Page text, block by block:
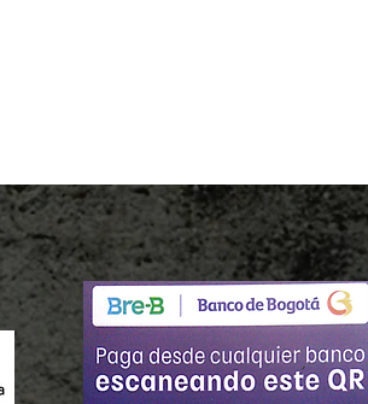
en dos versiones (25 y 35 litros) y dos
(amarillo y rojo)
poliéster, poliuretano